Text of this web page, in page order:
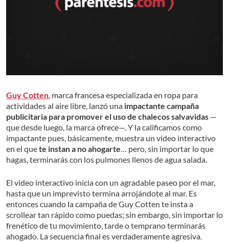
Guy Cotten, marca francesa especializada en ropa para
actividades al aire libre, lanzó una impactante campaña
publicitaria para promover el uso de chalecos salvavidas —
que desde luego, la marca ofrece—. Y la calificamos como
impactante pues, básicamente, muestra un video interactivo
en el quete instan a no ahogarte… pero, sin importar lo que
hagas, terminarás con los pulmones llenos de agua salada.
El video interactivo inicia con un agradable paseo por el mar,
hasta que un imprevisto termina arrojándote al mar. Es
entonces cuando la campaña de Guy Cotten te insta a
scrollear tan rápido como puedas; sin embargo, sin importar lo
frenético de tu movimiento, tarde o temprano terminarás
ahogado. La secuencia final es verdaderamente agresiva.